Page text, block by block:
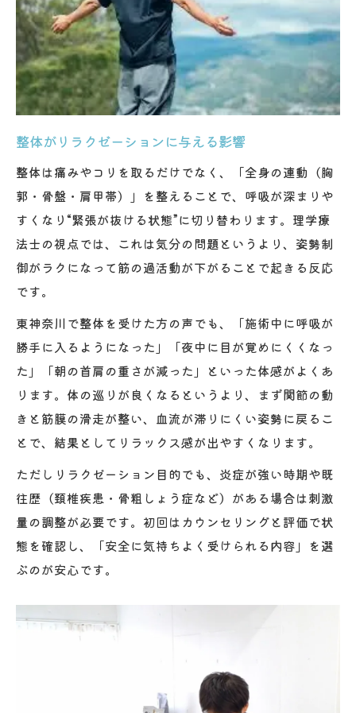
整体がリラクゼーションに与える影響
整体は痛みやコリを取るだけでなく、「全身の連動（胸
郭・骨盤・肩甲帯）」を整えることで、呼吸が深まりや
すくなり“緊張が抜ける状態”に切り替わります。理学療
法士の視点では、これは気分の問題というより、姿勢制
御がラクになって筋の過活動が下がることで起きる反応
です。
東神奈川で整体を受けた方の声でも、「施術中に呼吸が
勝手に入るようになった」「夜中に目が覚めにくくなっ
た」「朝の首肩の重さが減った」といった体感がよくあ
ります。体の巡りが良くなるというより、まず関節の動
きと筋膜の滑走が整い、血流が滞りにくい姿勢に戻るこ
とで、結果としてリラックス感が出やすくなります。
ただしリラクゼーション目的でも、炎症が強い時期や既
往歴（頚椎疾患・骨粗しょう症など）がある場合は刺激
量の調整が必要です。初回はカウンセリングと評価で状
態を確認し、「安全に気持ちよく受けられる内容」を選
ぶのが安心です。